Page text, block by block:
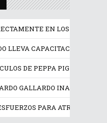
EN LOS
LLEVA CAPACITACIÓN
DE PEPPA PIG Y
GALLARDO INAUGURA
PARA ATRAER